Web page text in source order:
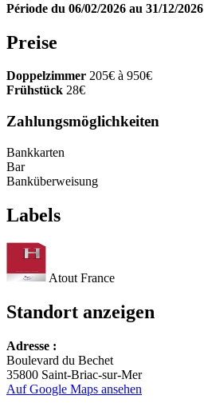
Période du 06/02/2026 au 31/12/2026
Preise
Doppelzimmer 205€ à 950€
Frühstück 28€
Zahlungsmöglichkeiten
Bankkarten
Bar
Banküberweisung
Labels
Atout France
Standort anzeigen
+
−
Adresse :
Boulevard du Bechet
35800 Saint-Briac-sur-Mer
Auf Google Maps ansehen